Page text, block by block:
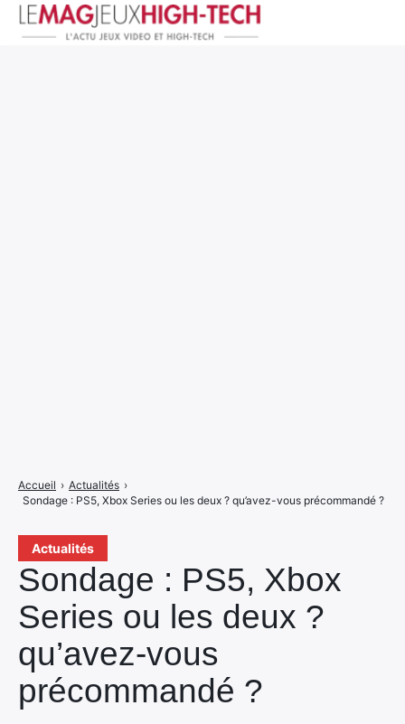
Actualités
Sondage : PS5, Xbox
Series ou les deux ?
qu’avez-vous
précommandé ?
Accueil › Actualités ›
Sondage : PS5, Xbox Series ou les deux ? qu’avez-vous précommandé ?